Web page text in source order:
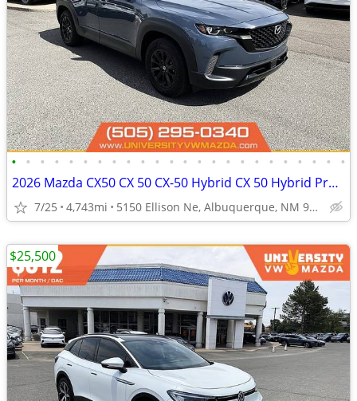
• • • • • • • • • • • • • • • • • • • • • • • •
2026 Mazda CX50 CX 50 CX-50 Hybrid CX 50 Hybrid Premium FOR
7/25 4,743mi 5150 Ellison Ne, Albuquerque, NM 97109
$25,500